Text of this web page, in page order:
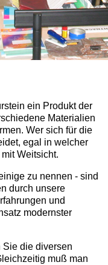
ein Produkt der
Materialien
Wer sich für die
egal in welcher
Weitsicht.
zu nennen - sind
durch unsere
und
modernster
Sie die diversen
muß man